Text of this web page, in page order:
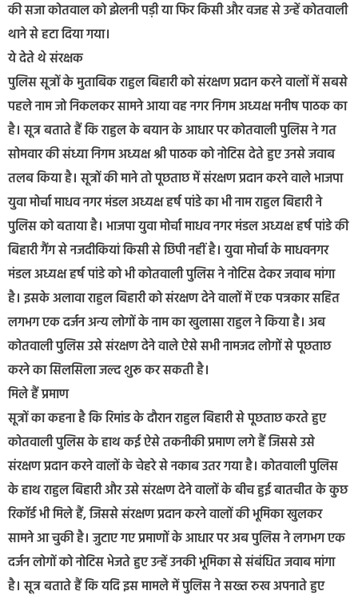
की सजा कोतवाल को झेलनी पड़ी या फिर किसी और वजह से उन्हें कोतवाली
थाने से हटा दिया गया।
ये देते थे संरक्षक
पुलिस सूत्रों के मुताबिक राहुल बिहारी को संरक्षण प्रदान करने वालों में सबसे
पहले नाम जो निकलकर सामने आया वह नगर निगम अध्यक्ष मनीष पाठक का
है। सूत्र बताते हैं कि राहुल के बयान के आधार पर कोतवाली पुलिस ने गत
सोमवार की संध्या निगम अध्यक्ष श्री पाठक को नोटिस देते हुए उनसे जवाब
तलब किया है। सूत्रों की माने तो पूछताछ में संरक्षण प्रदान करने वाले भाजपा
युवा मोर्चा माधव नगर मंडल अध्यक्ष हर्ष पांडे का भी नाम राहुल बिहारी ने
पुलिस को बताया है। भाजपा युवा मोर्चा माधव नगर मंडल अध्यक्ष हर्ष पांडे की
बिहारी गैंग से नजदीकियां किसी से छिपी नहीं है। युवा मोर्चा के माधवनगर
मंडल अध्यक्ष हर्ष पांडे को भी कोतवाली पुलिस ने नोटिस देकर जवाब मांगा
है। इसके अलावा राहुल बिहारी को संरक्षण देने वालों में एक पत्रकार सहित
लगभग एक दर्जन अन्य लोगों के नाम का खुलासा राहुल ने किया है। अब
कोतवाली पुलिस उसे संरक्षण देने वाले ऐसे सभी नामजद लोगों से पूछताछ
करने का सिलसिला जल्द शुरू कर सकती है।
मिले हैं प्रमाण
सूत्रों का कहना है कि रिमांड के दौरान राहुल बिहारी से पूछताछ करते हुए
कोतवाली पुलिस के हाथ कई ऐसे तकनीकी प्रमाण लगे हैं जिससे उसे
संरक्षण प्रदान करने वालों के चेहरे से नकाब उतर गया है। कोतवाली पुलिस
के हाथ राहुल बिहारी और उसे संरक्षण देने वालों के बीच हुई बातचीत के कुछ
रिकॉर्ड भी मिले हैं, जिससे संरक्षण प्रदान करने वालों की भूमिका खुलकर
सामने आ चुकी है। जुटाए गए प्रमाणों के आधार पर अब पुलिस ने लगभग एक
दर्जन लोगों को नोटिस भेजते हुए उन्हें उनकी भूमिका से संबंधित जवाब मांगा
है। सूत्र बताते हैं कि यदि इस मामले में पुलिस ने सख्त रुख अपनाते हुए